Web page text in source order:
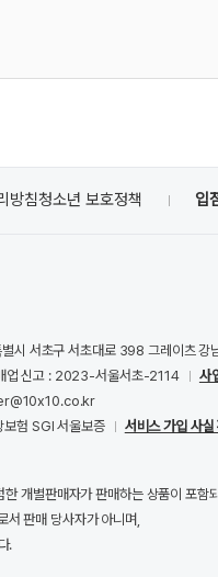
방침청소년 보호정책 입
별시 서초구 서초대로 398 그레이츠 강
업 신고 : 2023-서울서초-2114
사
보험 SGI 서울보증 서비스 가입 사실
개별판매자가 판매하는 상품이 포함
판매 당사자가 아니며,
.